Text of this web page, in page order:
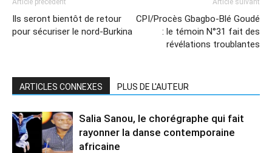
Article précédent
Ils seront bientôt de retour
pour sécuriser le nord-Burkina
Article suivant
CPI/Procès Gbagbo-Blé Goudé
: le témoin N°31 fait des
révélations troublantes
ARTICLES CONNEXES PLUS DE L'AUTEUR
Salia Sanou, le chorégraphe qui fait
rayonner la danse contemporaine
africaine